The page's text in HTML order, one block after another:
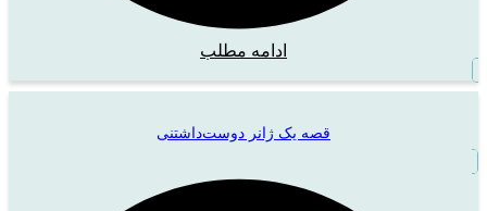
ادامه مطلب
قصه یک ژانر دوست‌داشتنی